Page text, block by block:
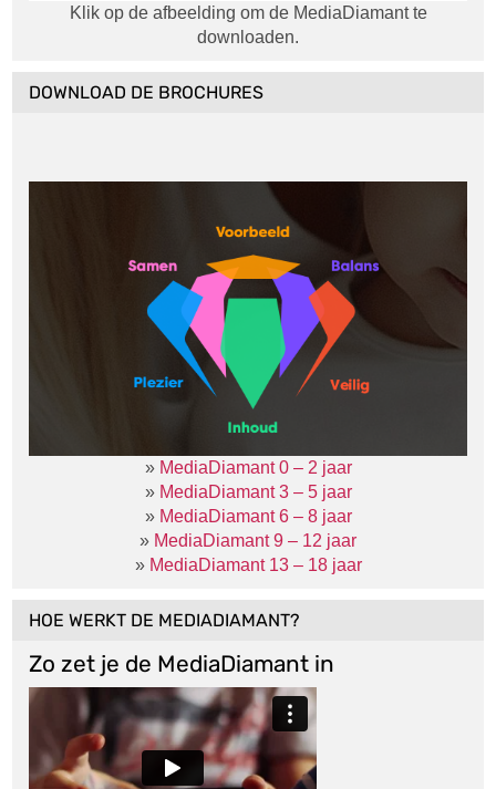
Klik op de afbeelding om de MediaDiamant te
downloaden.
DOWNLOAD DE BROCHURES
» MediaDiamant 0 – 2 jaar
» MediaDiamant 3 – 5 jaar
» MediaDiamant 6 – 8 jaar
» MediaDiamant 9 – 12 jaar
» MediaDiamant 13 – 18 jaar
HOE WERKT DE MEDIADIAMANT?
Zo zet je de MediaDiamant in